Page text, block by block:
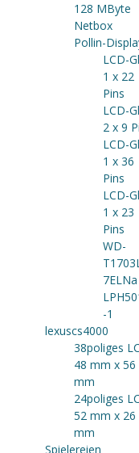
128 MByte
Netbox
Pollin-
LCD-
1 x 22
Pins
LCD-
2 x 9
LCD-
1 x 36
Pins
LCD-
1 x 23
Pins
WD-
7ELNa
-1
lexuscs4000
38poliges
48 mm x 56
mm
24poliges
52 mm x 26
mm
Spielereien